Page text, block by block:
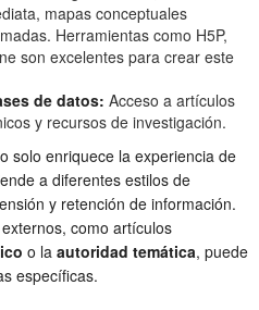
mapas conceptuales
Herramientas como H5P,
son excelentes para crear este
de datos: Acceso a artículos
y recursos de investigación.
solo enriquece la experiencia de
a diferentes estilos de
y retención de información.
como artículos
o la autoridad temática, puede
específicas.